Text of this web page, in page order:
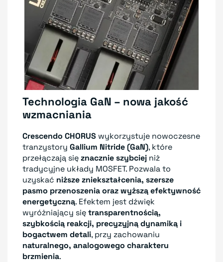
Technologia GaN – nowa jakość
wzmacniania
Crescendo CHORUS wykorzystuje nowoczesne
tranzystory Gallium Nitride (GaN), które
przełączają sięznacznie szybciej niż
tradycyjne układy MOSFET. Pozwala to
uzyskać niższe zniekształcenia, szersze
pasmo przenoszenia oraz wyższą efektywność
energetyczną. Efektem jest dźwięk
wyróżniający siętransparentnością,
szybkością reakcji, precyzyjną dynamiką i
bogactwem detali, przy zachowaniu
naturalnego, analogowego charakteru
brzmienia.